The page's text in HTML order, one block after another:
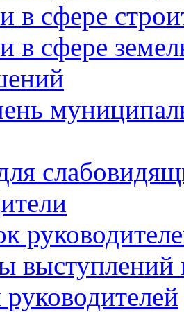
в сфере
в сфере
выступлений